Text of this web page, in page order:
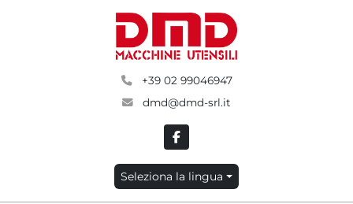
+39 02 99046947
dmd@dmd-srl.it
facebook
Seleziona la lingua